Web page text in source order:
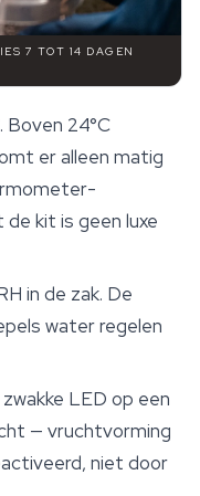
7 TOT 14 DAGEN
Boven 24°C
er alleen matig
kit is geen luxe
in de zak. De
water regelen
LED op een
— vruchtvorming
niet door